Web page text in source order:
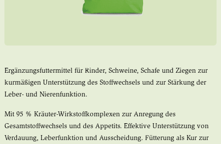
Ergänzungsfuttermittel für Rinder, Schweine, Schafe und Ziegen zur
kurmäßigen Unterstützung des Stoffwechsels und zur Stärkung der
Leber- und Nierenfunktion.
Mit 95 % Kräuter-Wirkstoffkomplexen zur Anregung des
Gesamtstoffwechsels und des Appetits. Effektive Unterstützung von
Verdauung, Leberfunktion und Ausscheidung. Fütterung als Kur zur